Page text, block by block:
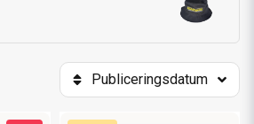
Publiceringsdatum